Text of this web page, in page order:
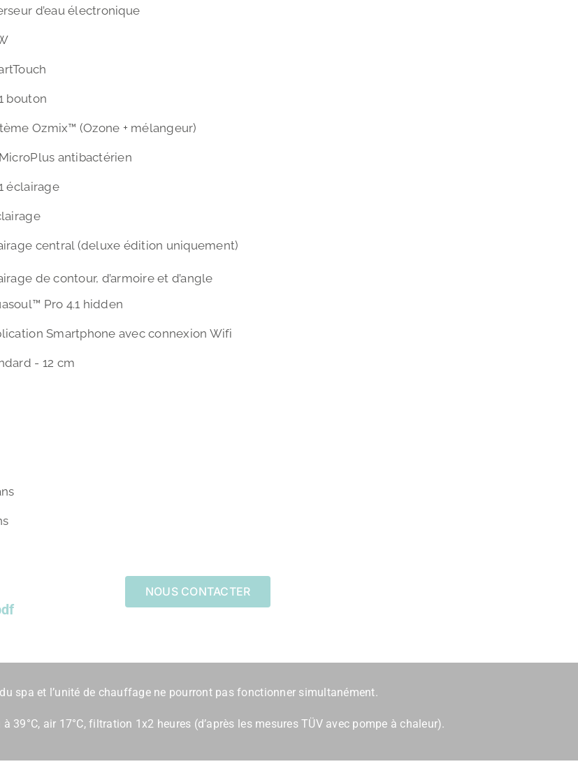
d’eau électronique
bouton
Ozmix™ (Ozone + mélangeur)
antibactérien
éclairage
central (deluxe édition uniquement)
de contour, d’armoire et d’angle
Pro 4.1 hidden
Smartphone avec connexion Wifi
- 12 cm
NOUS CONTACTER
spa et l’unité de chauffage ne pourront pas fonctionner simultanément.
39°C, air 17°C, filtration 1x2 heures (d’après les mesures TÜV avec pompe à chaleur).